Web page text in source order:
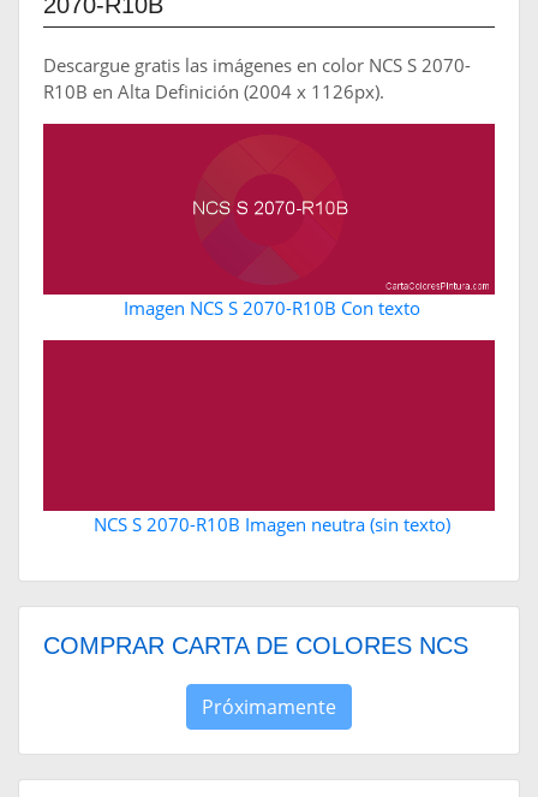
Descargue gratis las imágenes en color NCS S 2070-
R10B en Alta Definición (2004 x 1126px).
Imagen NCS S 2070-R10B Con texto
NCS S 2070-R10B Imagen neutra (sin texto)
COMPRAR CARTA DE COLORES NCS
Próximamente